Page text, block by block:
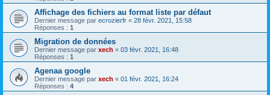
Affichage des fichiers au format liste par défaut
Dernier message par ecrozierfr « 28 févr. 2021, 15:58
Réponses : 1
Migration de données
Dernier message par xech « 03 févr. 2021, 16:48
Réponses : 1
Agenaa google
Dernier message par xech « 01 févr. 2021, 16:24
Réponses : 4